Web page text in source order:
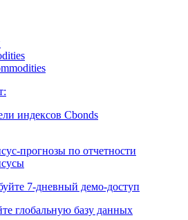
индексов Cbonds
прогнозы по отчетности
7-дневный демо-доступ
глобальную базу данных